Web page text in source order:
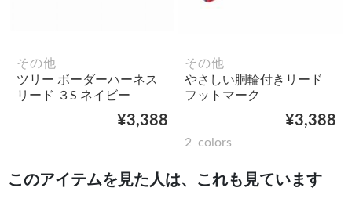
その他
ツリー ボーダーハーネス
リード ３S ネイビー
¥3,388
その他
やさしい胴輪付きリード
フットマーク
¥3,388
2 colors
このアイテムを見た人は、これも見ています